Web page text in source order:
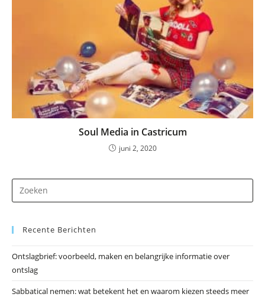
Soul Media in Castricum
juni 2, 2020
op
Recente Berichten
Ontslagbrief: voorbeeld, maken en belangrijke informatie over
ontslag
Sabbatical nemen: wat betekent het en waarom kiezen steeds meer